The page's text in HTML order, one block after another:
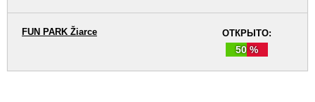
ОТКРЫТО:
50 %
FUN PARK Žiarce